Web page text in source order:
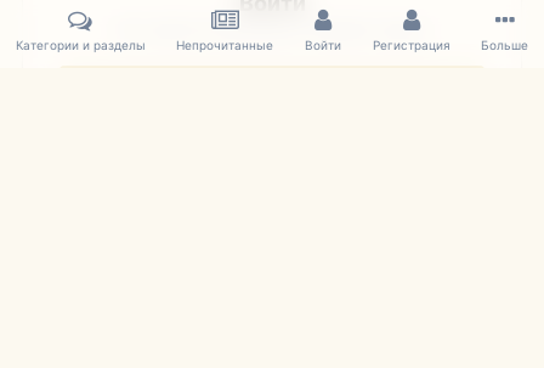
Уже зарегистрированы? Войдите здесь.
Категории и разделы Непрочитанные Войти Регистрация Больше